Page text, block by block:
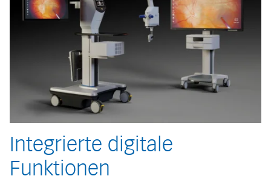
Integrierte digitale
Funktionen